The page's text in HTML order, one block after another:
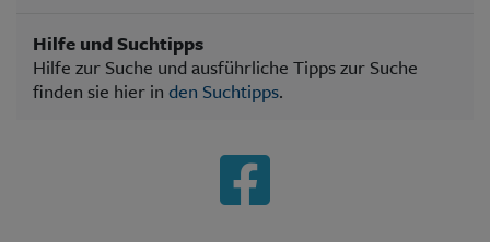
Hilfe und Suchtipps
Hilfe zur Suche und ausführliche Tipps zur Suche
finden sie hier in den Suchtipps.